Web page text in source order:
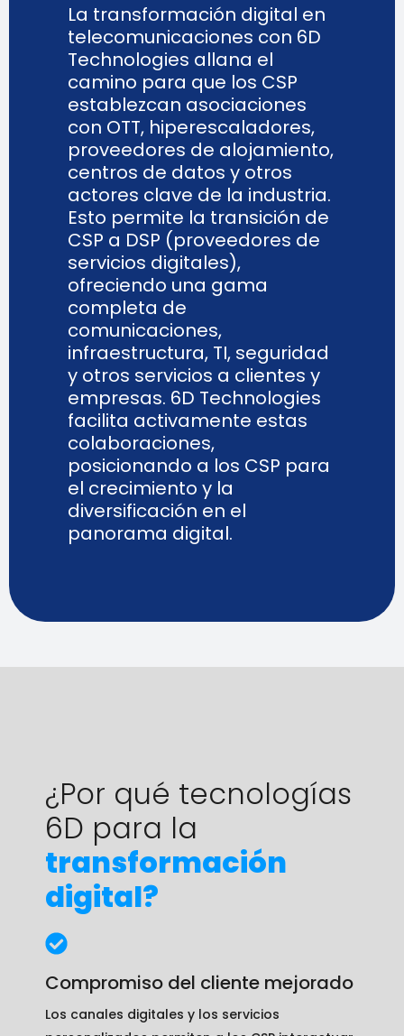
La transformación digital en
telecomunicaciones con 6D
Technologies allana el
camino para que los CSP
establezcan asociaciones
con OTT, hiperescaladores,
proveedores de alojamiento,
centros de datos y otros
actores clave de la industria.
Esto permite la transición de
CSP a DSP (proveedores de
servicios digitales),
ofreciendo una gama
completa de
comunicaciones,
infraestructura, TI, seguridad
y otros servicios a clientes y
empresas. 6D Technologies
facilita activamente estas
colaboraciones,
posicionando a los CSP para
el crecimiento y la
diversificación en el
panorama digital.
¿Por qué tecnologías
6D para la
transformación
digital?
Compromiso del cliente mejorado
Los canales digitales y los servicios